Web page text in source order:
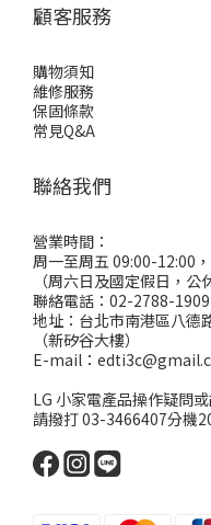
顧客服務
購物須知
維修服務
保固條款
常見Q&A
聯絡我們
營業時間：
周一至周五 09:00-12:00
（周六日及國定假日，公休
聯絡電話：02-2788-1909
地址：台北市南港區八德
（新矽谷大樓）
E-mail：
LG 小家電產品操作疑問或
請撥打 03-3466407分機